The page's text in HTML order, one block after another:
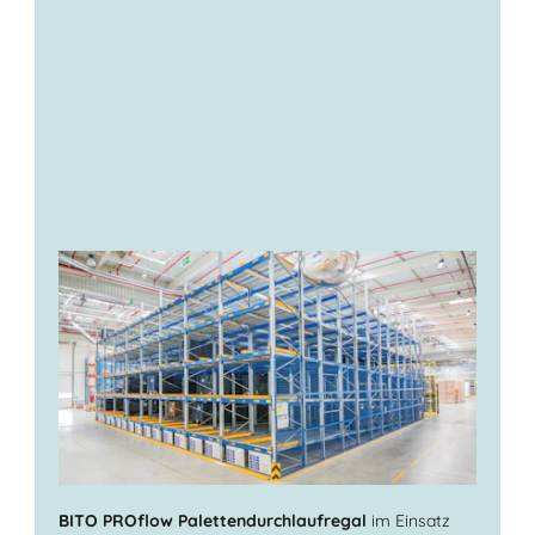
BITO PROflow Palettendurchlaufregal im Einsatz